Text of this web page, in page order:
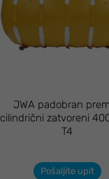
JWA padobran
cilindrični zatvoreni
T4
Pošaljite upit